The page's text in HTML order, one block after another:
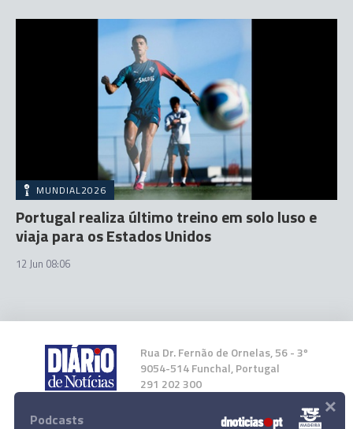
MUNDIAL2026
Portugal realiza último treino em solo luso e
viaja para os Estados Unidos
12 Jun 08:06
Rua Dr. Fernão de Ornelas, 56 - 3º
9054-514 Funchal, Portugal
291 202 300
Instale a nossa App
Podcasts ×